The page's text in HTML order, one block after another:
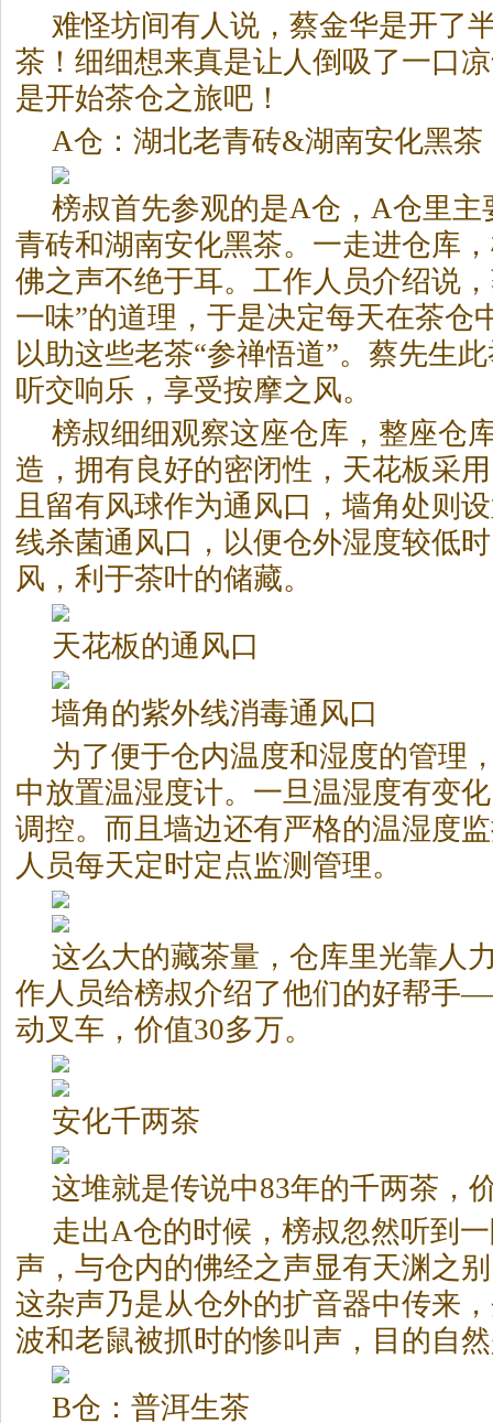
难怪坊间有人说，蔡金华是开了
茶！细细想来真是让人倒吸了一口
是开始茶仓之旅吧！
A仓：湖北老青砖&湖南安化黑茶
榜叔首先参观的是A仓，A仓里主
青砖和湖南安化黑茶。一走进仓库
佛之声不绝于耳。工作人员介绍说
一味”的道理，于是决定每天在茶仓
以助这些老茶“参禅悟道”。蔡先生
听交响乐，享受按摩之风。
榜叔细细观察这座仓库，整座仓
造，拥有良好的密闭性，天花板采
且留有风球作为通风口，墙角处则
线杀菌通风口，以便仓外湿度较低
风，利于茶叶的储藏。
天花板的通风口
墙角的紫外线消毒通风口
为了便于仓内温度和湿度的管理
中放置温湿度计。一旦温湿度有变
调控。而且墙边还有严格的温湿度
人员每天定时定点监测管理。
这么大的藏茶量，仓库里光靠人
作人员给榜叔介绍了他们的好帮手
动叉车，价值30多万。
安化千两茶
这堆就是传说中83年的千两茶，
走出A仓的时候，榜叔忽然听到
声，与仓内的佛经之声显有天渊之
这杂声乃是从仓外的扩音器中传来
波和老鼠被抓时的惨叫声，目的自
B仓：普洱生茶